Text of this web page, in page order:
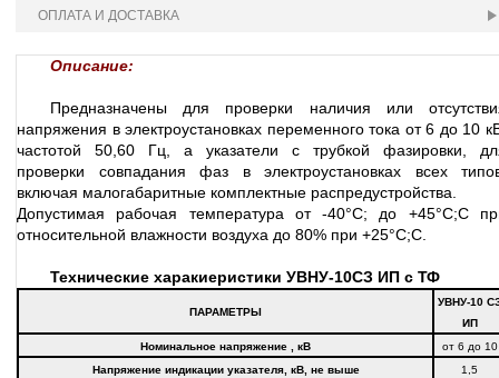
ОПЛАТА И ДОСТАВКА
Описание:
Предназначены для проверки наличия или
напряжения в электроустановках переменного тока от 6 до 10
частотой 50,60 Гц, а указатели с трубкой фазировки,
проверки совпадания фаз в электроустановках всех
включая малогабаритные комплектные распредустройства.
Допустимая рабочая температура от -40°С; до +45°С;С
относительной влажности воздуха до 80% при +25°С;С.
Технические харакиеристики УВНУ-10СЗ ИП с ТФ
ПАРАМЕТРЫ
УВНУ-10
ИП
Номинальное напряжение , кВ
от 6 до 10
Напряжение индикации указателя, кВ, не выше
1,5